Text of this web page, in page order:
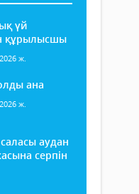
үй
құрылысшы
ж.
ана
ж.
аудан
серпін